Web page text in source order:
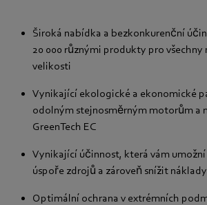
Široká nabídka a bezkonkurenční
20 000 různými produkty pro všechny
velikosti
Vynikající ekologické a ekonomické
odolným stejnosměrným motorům a
GreenTech EC
Vynikající účinnost, která vám
úspoře zdrojů a zároveň snížit
Optimální ochrana v extrémních